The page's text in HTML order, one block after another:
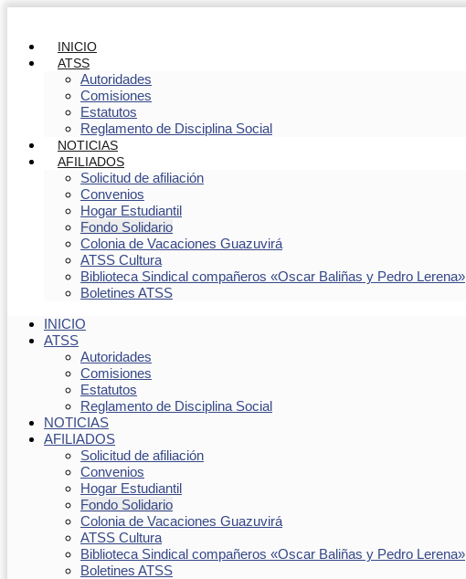
INICIO
ATSS
Autoridades
Comisiones
Estatutos
Reglamento de Disciplina Social
NOTICIAS
AFILIADOS
Solicitud de afiliación
Convenios
Hogar Estudiantil
Fondo Solidario
Colonia de Vacaciones Guazuvirá
ATSS Cultura
Biblioteca Sindical compañeros «Oscar Baliñas y Pedro Lerena»
Boletines ATSS
INICIO
ATSS
Autoridades
Comisiones
Estatutos
Reglamento de Disciplina Social
NOTICIAS
AFILIADOS
Solicitud de afiliación
Convenios
Hogar Estudiantil
Fondo Solidario
Colonia de Vacaciones Guazuvirá
ATSS Cultura
Biblioteca Sindical compañeros «Oscar Baliñas y Pedro Lerena»
Boletines ATSS